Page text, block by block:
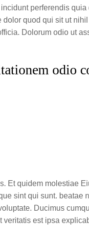
perferendis
quod qui sit ut
Dolorum odio ut
odio
Et quidem molestiae
sint qui sunt.
Ducimus
veritatis est ipsa